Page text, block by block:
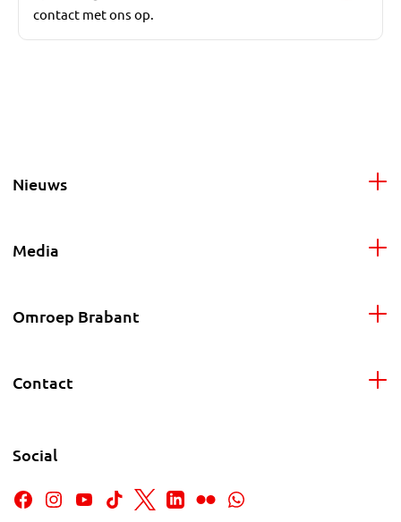
contact met ons op.
Nieuws
Media
Omroep Brabant
Contact
Social